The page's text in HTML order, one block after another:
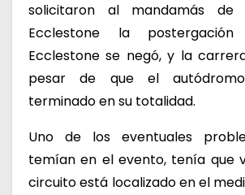
solicitaron al mandamás de
Ecclestone la
Ecclestone se negó, y la
pesar de que el
terminado en su totalidad.
Uno de los eventuales
temían en el evento, tenía que
circuito está localizado en el